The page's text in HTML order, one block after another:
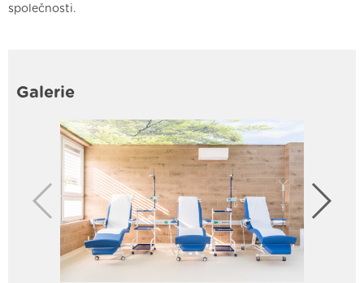
společnosti.
Galerie